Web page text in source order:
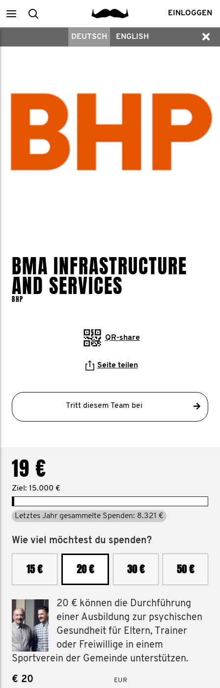
MainSuchen EINLOGGEN
DEUTSCH ENGLISH
BMA INFRASTRUCTURE
AND SERVICES
BHP
QR-share
Seite teilen
Tritt diesem Team bei
19 €
Ziel: 15.000 €
Letztes Jahr gesammelte Spenden: 8.321 €
Wie viel möchtest du spenden?
15 € 20 € 30 € 50 €
20 € können die Durchführung
einer Ausbildung zur psychischen
Gesundheit für Eltern, Trainer
oder Freiwillige in einem
Sportverein der Gemeinde unterstützen.
€ EUR